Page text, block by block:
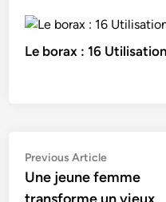
Le borax : 16
Navigation
de
Previous ArticlePrevious
article:
Une jeune femme